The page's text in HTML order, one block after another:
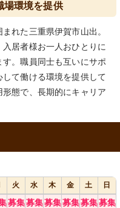
場環境を提供
れた三重県伊賀市山出。
居者様お一人おひとりに
。職員同士も互いにサポ
て働ける環境を提供して
態で、長期的にキャリア
火 水 木 金 土
日
募集募集募集募集募集募集